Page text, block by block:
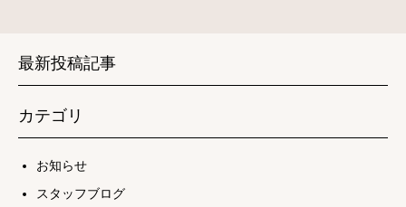
最新投稿記事
カテゴリ
お知らせ
スタッフブログ